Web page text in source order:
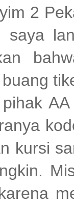
2
saya
kursi